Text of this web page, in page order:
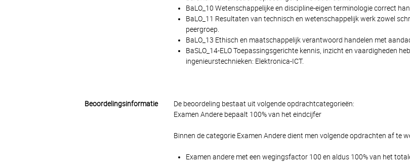
BaLO_10 Wetenschappelijke en discipline-eigen terminologie correct
BaLO_11 Resultaten van technisch en wetenschappelijk werk zowel
peergroep.
BaLO_13 Ethisch en maatschappelijk verantwoord handelen met
BaSLO_14-ELO Toepassingsgerichte kennis, inzicht en vaardigheden
ingenieurstechnieken: Elektronica-ICT.
Beoordelingsinformatie
De beoordeling bestaat uit volgende opdrachtcategorieën:
Examen Andere bepaalt 100% van het eindcijfer
Binnen de categorie Examen Andere dient men volgende opdrachten af te
Examen andere met een wegingsfactor 100 en aldus 100% van het